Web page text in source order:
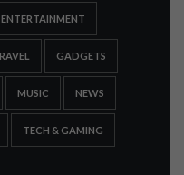
ENTERTAINMENT
GADGETS
MUSIC NEWS
TECH & GAMING